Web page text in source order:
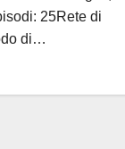
25Rete di
di…